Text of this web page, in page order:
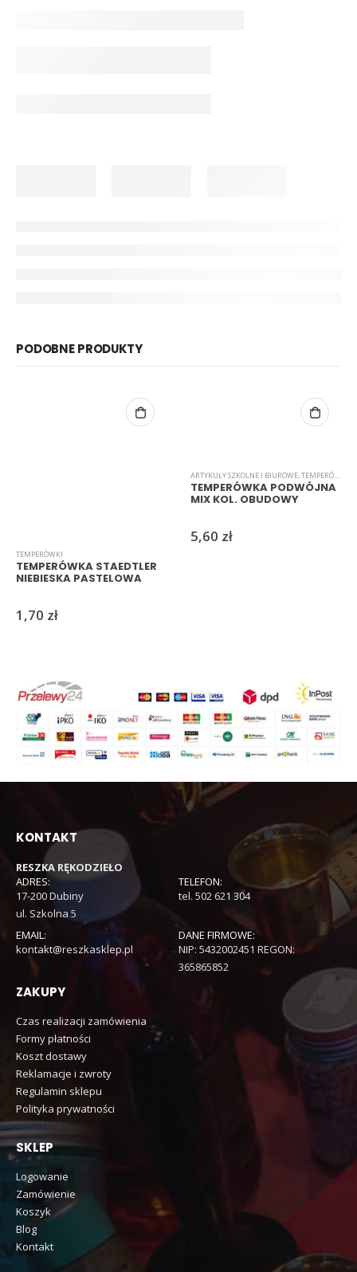
PODOBNE PRODUKTY
TEMPERÓWKI
TEMPERÓWKA STAEDTLER
NIEBIESKA PASTELOWA
1,70 zł
ARTYKUŁY SZKOLNE I BIUROWE,TEMPERÓWKI
TEMPERÓWKA PODWÓJNA
MIX KOL. OBUDOWY
5,60 zł
KONTAKT
RESZKA RĘKODZIEŁO
ADRES:
17-200 Dubiny
ul. Szkolna 5
TELEFON:
tel. 502 621 304
EMAIL:
kontakt@reszkasklep.pl
DANE FIRMOWE:
NIP: 5432002451 REGON:
365865852
ZAKUPY
Czas realizacji zamówienia
Formy płatności
Koszt dostawy
Reklamacje i zwroty
Regulamin sklepu
Polityka prywatności
SKLEP
Logowanie
Zamówienie
Koszyk
Blog
Kontakt